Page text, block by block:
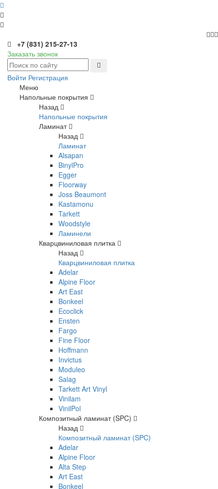
+7 (831) 215-27-13
Заказать звонок
Войти Регистрация
Меню
Напольные покрытия
Назад
Напольные покрытия
Ламинат
Назад
Ламинат
Alsapan
BinylPro
Egger
Floorway
Joss Beaumont
Kastamonu
Tarkett
Woodstyle
Ламинели
Кварцвиниловая плитка
Назад
Кварцвиниловая плитка
Adelar
Alpine Floor
Art East
Bonkeel
Ecoclick
Ensten
Fargo
Fine Floor
Hoffmann
Invictus
Moduleo
Salag
Tarkett Art Vinyl
Vinilam
VinilPol
Композитный ламинат (SPC)
Назад
Композитный ламинат (SPC)
Adelar
Alpine Floor
Alta Step
Art East
Bonkeel